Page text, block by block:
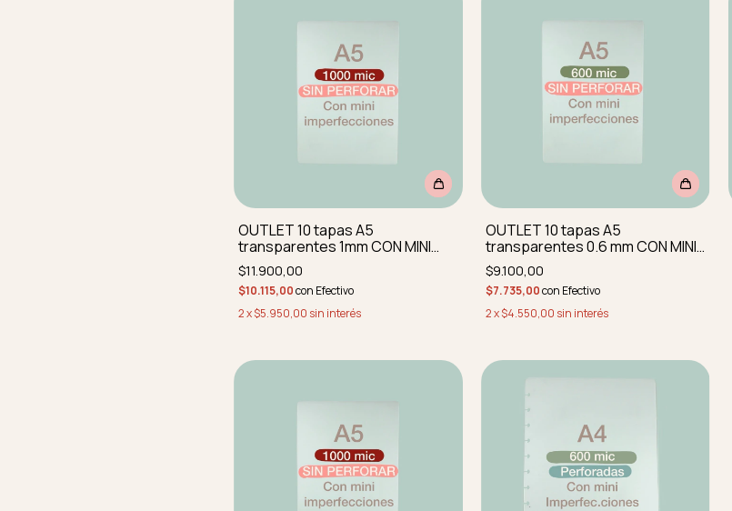
OUTLET 10 tapas A5
transparentes 1mm CON MINI
IMPERFEC REDONDEADAS sin
perforar
$11.900,00
$10.115,00con Efectivo
2x$5.950,00 sin interés
OUTLET 10 tapas A5
transparentes 0.6 mm CON MINI
IMPERF REDONDEADAS SIN
PERFORAR
$9.100,00
$7.735,00con Efectivo
2x$4.550,00 sin interés